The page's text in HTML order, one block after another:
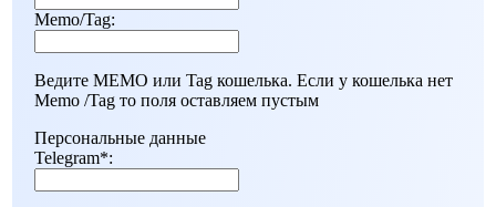
Memo/Tag:
Ведите MEMO или Tag кошелька. Если у кошелька нет
Мemo /Tag то поля оставляем пустым
Персональные данные
Telegram*: